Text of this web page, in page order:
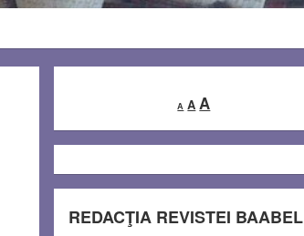
A
Decrease
font
A Reset
AIncrease
font
REDACŢIA REVISTEI BAABEL